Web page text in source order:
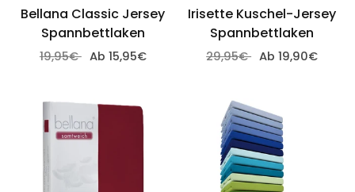
Bellana Classic Jersey
Spannbettlaken
19,95€ Ab 15,95€
Irisette Kuschel-Jersey
Spannbettlaken
29,95€ Ab 19,90€